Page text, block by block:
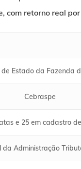
com retorno real
Estado da Fazenda
Cebraspe
e 25 em cadastro
da Administração